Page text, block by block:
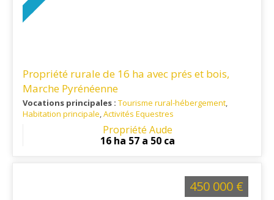
Propriété rurale de 16 ha avec prés et bois,
Marche Pyrénéenne
Vocations principales : Tourisme rural-hébergement,
Habitation principale,Activités Equestres
: Située dans un environnement naturel
préservé, cette propriété séduira les amateurs de calme, de
grands espaces et d'activités de pleine nature. Les
Propriété Aude
16 ha 57 a 50 ca
450 000 €